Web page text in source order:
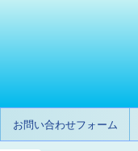
お問い合わせフォーム